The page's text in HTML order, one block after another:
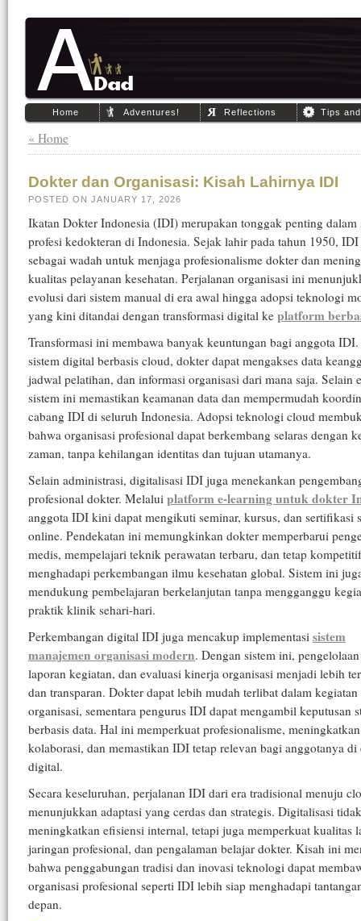
Home Adventures! Reflections Tips
« Home
Dokter dan Organisasi: Kisah Lahirnya IDI
POSTED ON JANUARY 17, 2026
Ikatan Dokter Indonesia (IDI) merupakan tonggak penting dalam
profesi kedokteran di Indonesia. Sejak lahir pada tahun 1950, IDI
sebagai wadah untuk menjaga profesionalisme dokter dan
kualitas pelayanan kesehatan. Perjalanan organisasi ini
evolusi dari sistem manual di era awal hingga adopsi teknologi
yang kini ditandai dengan transformasi digital ke platform
Transformasi ini membawa banyak keuntungan bagi anggota
sistem digital berbasis cloud, dokter dapat mengakses data
jadwal pelatihan, dan informasi organisasi dari mana saja. Selain
sistem ini memastikan keamanan data dan mempermudah
cabang IDI di seluruh Indonesia. Adopsi teknologi cloud
bahwa organisasi profesional dapat berkembang selaras dengan
zaman, tanpa kehilangan identitas dan tujuan utamanya.
Selain administrasi, digitalisasi IDI juga menekankan
profesional dokter. Melalui platform e-learning untuk dokter
anggota IDI kini dapat mengikuti seminar, kursus, dan sertifikasi
online. Pendekatan ini memungkinkan dokter memperbarui
medis, mempelajari teknik perawatan terbaru, dan tetap
menghadapi perkembangan ilmu kesehatan global. Sistem ini
mendukung pembelajaran berkelanjutan tanpa mengganggu
praktik klinik sehari-hari.
Perkembangan digital IDI juga mencakup implementasi sistem
manajemen organisasi modern. Dengan sistem ini,
laporan kegiatan, dan evaluasi kinerja organisasi menjadi lebih
dan transparan. Dokter dapat lebih mudah terlibat dalam kegiatan
organisasi, sementara pengurus IDI dapat mengambil keputusan
berbasis data. Hal ini memperkuat profesionalisme, meningkatkan
kolaborasi, dan memastikan IDI tetap relevan bagi anggotanya di
digital.
Secara keseluruhan, perjalanan IDI dari era tradisional menuju
menunjukkan adaptasi yang cerdas dan strategis. Digitalisasi
meningkatkan efisiensi internal, tetapi juga memperkuat kualitas
jaringan profesional, dan pengalaman belajar dokter. Kisah ini
bahwa penggabungan tradisi dan inovasi teknologi dapat
organisasi profesional seperti IDI lebih siap menghadapi
depan.